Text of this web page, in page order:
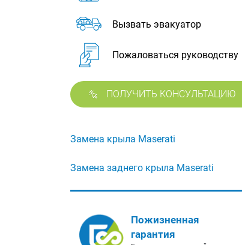
Вызвать эвакуатор
Пожаловаться руководству
ПОЛУЧИТЬ КОНСУЛЬТАЦИЮ
Замена крыла Maserati
Замена заднего крыла Maserati
Пожизненная
гарантия